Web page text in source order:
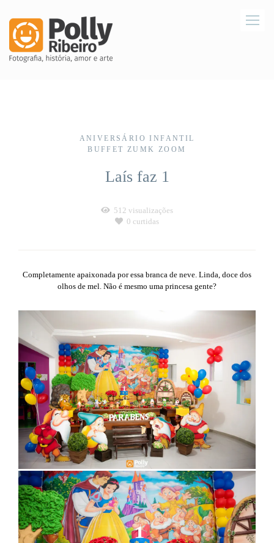
ANIVERSÁRIO INFANTIL
BUFFET ZUMK ZOOM
Laís faz 1
512 visualizações
0 curtidas
Completamente apaixonada por essa branca de neve. Linda, doce dos
olhos de mel. Não é mesmo uma princesa gente?